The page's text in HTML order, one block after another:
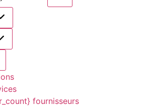
fournisseurs